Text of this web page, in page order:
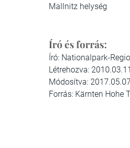
Mallnitz helység
Író és forrás:
Író: Nationalpark-
Létrehozva:
Módosítva:
Forrás: Kärnten Hohe